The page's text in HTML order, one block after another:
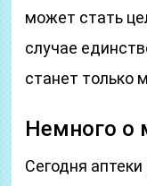
может стать
случае
станет только
Немного о
Сегодня